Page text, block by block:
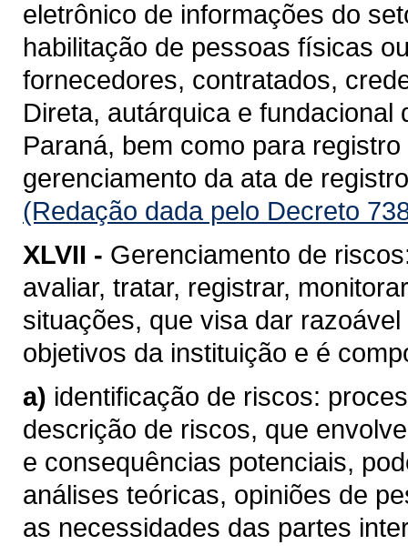
eletrônico de informações do
habilitação de pessoas físicas
fornecedores, contratados,
Direta, autárquica e
Paraná, bem como para
gerenciamento da ata de
(Redação dada pelo Decreto
XLVII - Gerenciamento de
avaliar, tratar, registrar,
situações, que visa dar
objetivos da instituição e é
a) identificação de riscos:
descrição de riscos, que
e consequências potenciais,
análises teóricas, opiniões de
as necessidades das partes